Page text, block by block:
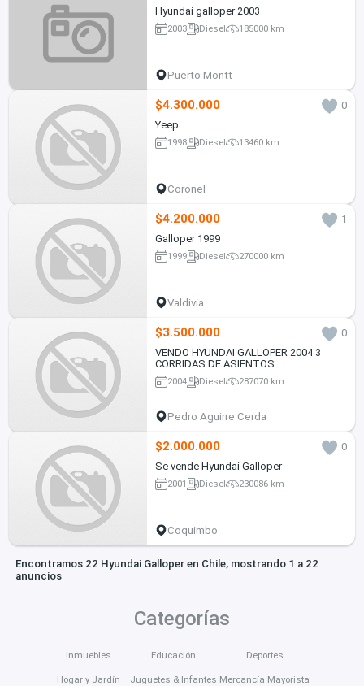
Hyundai galloper 2003
2003 Diesel 185000 km
Puerto Montt
$4.300.000
0
Yeep
1998 Diesel 13460 km
Coronel
$4.200.000
1
Galloper 1999
1999 Diesel 270000 km
Valdivia
$3.500.000
0
VENDO HYUNDAI GALLOPER 2004 3
CORRIDAS DE ASIENTOS
2004 Diesel 287070 km
Pedro Aguirre Cerda
$2.000.000
0
Se vende Hyundai Galloper
2001 Diesel 230086 km
Coquimbo
Encontramos 22 Hyundai Galloper en Chile, mostrando 1 a 22
anuncios
Categorías
Inmuebles
Hogar y Jardín
Educación
Juguetes & Infantes
Deportes
Mercancía Mayorista